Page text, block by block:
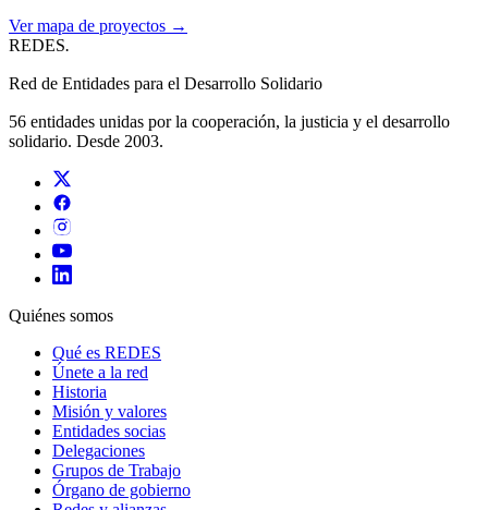
Ver mapa de proyectos →
REDES.
Red de Entidades para el Desarrollo Solidario
56 entidades unidas por la cooperación, la justicia y el desarrollo
solidario. Desde 2003.
Quiénes somos
Qué es REDES
Únete a la red
Historia
Misión y valores
Entidades socias
Delegaciones
Grupos de Trabajo
Órgano de gobierno